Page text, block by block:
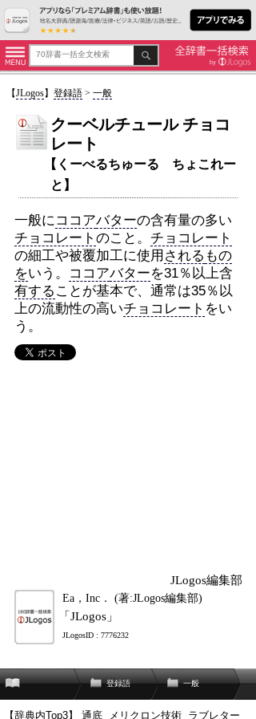
【JLogos】 登録語> 一般
クーベルチュール チョコ
レート
【くーべるちゅーる ちょこれー
と】
一般にココアバターの含有量の多い
チョコレート のこと。 チョコレート
の細工や被覆加工に使用 される もの
をいう。 ココアバターを31％以上含
有する ことが基本で、通常は35％以
上の流動性の高いチョコレート をい
う。
JLogos編集部
Ea，Inc． (著:JLogos編集部)
「JLogos」
JLogosID : 7776232
登録語 一般
【辞典内Top3】 通底 メリクロン技術 ラブレター